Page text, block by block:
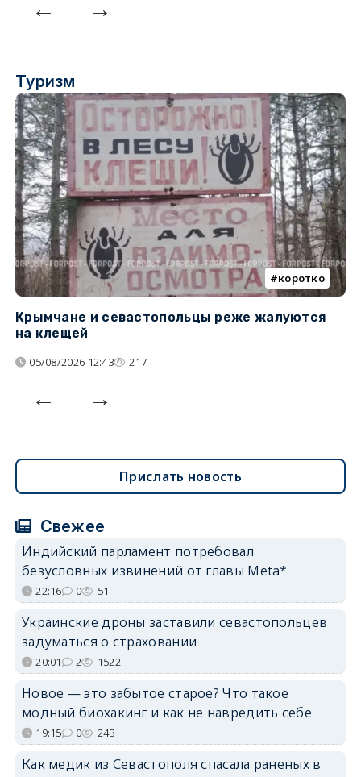
Туризм
коротко
Крымчане и севастопольцы реже жалуются
на клещей
05/08/2026 12:43 217
Прислать новость
Свежее
Индийский парламент потребовал
безусловных извинений от главы Meta*
22:16 0 51
Украинские дроны заставили севастопольцев
задуматься о страховании
20:01 2 1522
Новое — это забытое старое? Что такое
модный биохакинг и как не навредить себе
19:15 0 243
Как медик из Севастополя спасала раненых в